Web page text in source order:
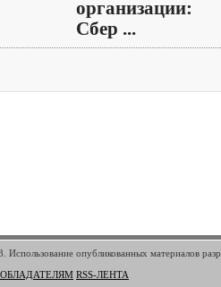
организации:
Сбер ...
Использование опубликованных материалов
RSS-ЛЕНТА